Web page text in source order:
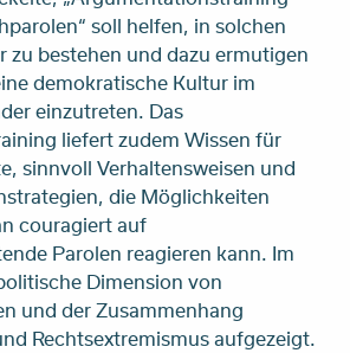
soll helfen, in solchen
zu bestehen und dazu ermutigen
demokratische Kultur im
einzutreten. Das
liefert zudem Wissen für
sinnvoll Verhaltensweisen und
die Möglichkeiten
couragiert auf
Parolen reagieren kann. Im
Dimension von
und der Zusammenhang
Rechtsextremismus aufgezeigt.